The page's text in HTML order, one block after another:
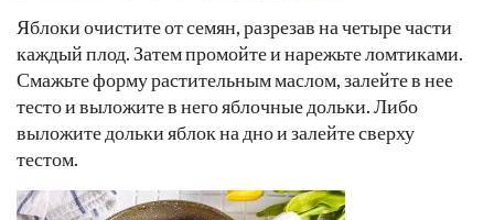
Яблоки очистите от семян, разрезав на четыре части
каждый плод. Затем промойте и нарежьте ломтиками.
Смажьте форму растительным маслом, залейте в нее
тесто и выложите в него яблочные дольки. Либо
выложите дольки яблок на дно и залейте сверху
тестом.